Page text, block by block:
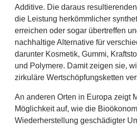
Additive. Die daraus
die Leistung herkömmlicher
erreichen oder sogar übertreffen
nachhaltige Alternative für
darunter Kosmetik, Gummi,
und Polymere. Damit zeigen sie,
zirkuläre Wertschöpfungsketten
An anderen Orten in Europa zeigt
Möglichkeit auf, wie die
Wiederherstellung geschädigter